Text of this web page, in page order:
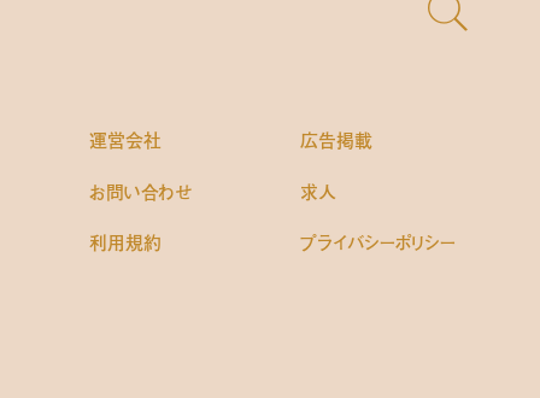
運営会社
広告掲載
お問い合わせ
求人
利用規約 プライバシーポリシー